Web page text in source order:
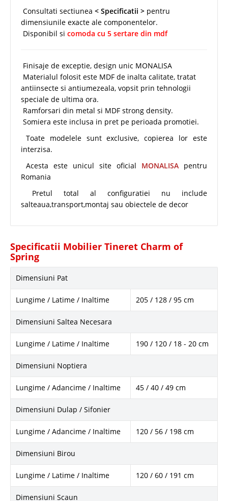
Consultati sectiunea < Specificatii > pentru
dimensiunile exacte ale componentelor.
Disponibil si comoda cu 5 sertare din mdf
Finisaje de exceptie, design unic MONALISA
Materialul folosit este MDF de inalta calitate, tratat
antiinsecte si antiumezeala, vopsit prin tehnologii
speciale de ultima ora.
Ramforsari din metal si MDF strong density.
Somiera este inclusa in pret pe perioada promotiei.
Toate modelele sunt exclusive, copierea lor este
interzisa.
Acesta este unicul site oficial MONALISA pentru
Romania
Pretul total al configuratiei nu include
salteaua,transport,montaj sau obiectele de decor
Specificatii Mobilier Tineret Charm of
Spring
Dimensiuni Pat
Lungime / Latime / Inaltime 205 / 128 / 95 cm
Dimensiuni Saltea Necesara
Lungime / Latime / Inaltime 190 / 120 / 18 - 20 cm
Dimensiuni Noptiera
Lungime / Adancime / Inaltime 45 / 40 / 49 cm
Dimensiuni Dulap / Sifonier
Lungime / Adancime / Inaltime 120 / 56 / 198 cm
Dimensiuni Birou
Lungime / Latime / Inaltime 120 / 60 / 191 cm
Dimensiuni Scaun